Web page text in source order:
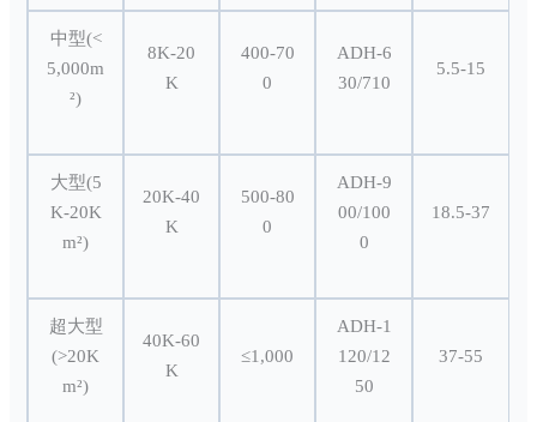
中型(<
5,000m
²)
8K-20
K
400-70
0
ADH-6
30/710
5.5-15
大型(5
K-20K
m²)
20K-40
K
500-80
0
ADH-9
00/100
0
18.5-37
超大型
(>20K
m²)
40K-60
K
≤1,000
ADH-1
120/12
50
37-55